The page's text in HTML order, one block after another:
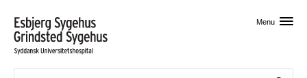
Menu